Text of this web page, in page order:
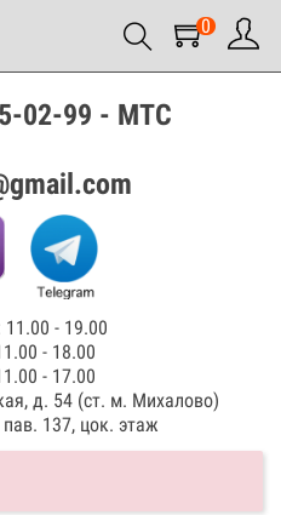
0
02-99 - МТС
11.00 - 19.00
- 18.00
- 17.00
д. 54 (ст. м. Михалово)
137, цок. этаж